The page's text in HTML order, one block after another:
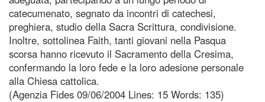
catecumenato, segnato da incontri di catechesi,
preghiera, studio della Sacra Scrittura, condivisione.
Inoltre, sottolinea Faith, tanti giovani nella Pasqua
scorsa hanno ricevuto il Sacramento della Cresima,
confermando la loro fede e la loro adesione personale
alla Chiesa cattolica.
(Agenzia Fides 09/06/2004 Lines: 15 Words: 135)